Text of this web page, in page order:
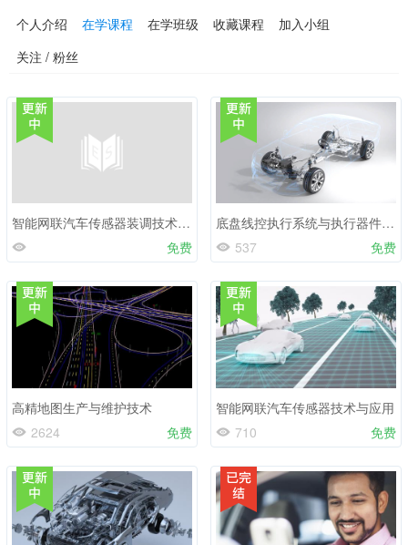
个人介绍 在学课程 在学班级 收藏课程
加入小组
关注 / 粉丝
智能网联汽车传感器装调技术智能网联汽车与传感器技术应用
免费
底盘线控执行系统与执行器件技术
537
免费
高精地图生产与维护技术
2624
免费
智能网联汽车传感器技术与应用
710
免费